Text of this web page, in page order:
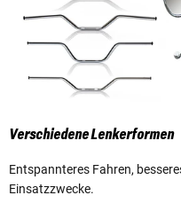
Verschiedene Lenkerformen
Entspannteres Fahren,
Einsatzzwecke.